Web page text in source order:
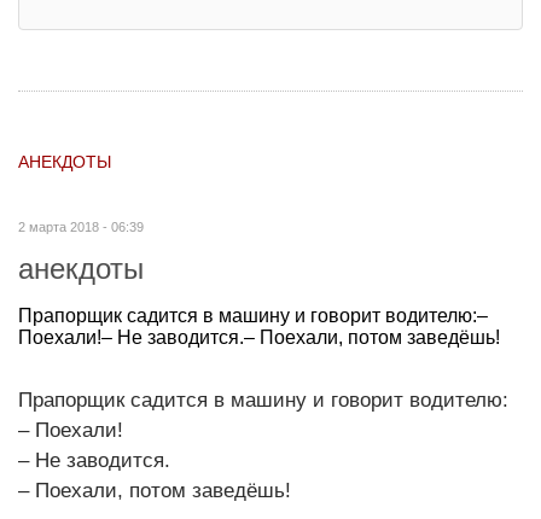
АНЕКДОТЫ
2 марта 2018 - 06:39
анекдоты
Прапорщик садится в машину и говорит водителю:–
Поехали!– Не заводится.– Поехали, потом заведёшь!
Прапорщик садится в машину и говорит водителю:
– Поехали!
– Не заводится.
– Поехали, потом заведёшь!